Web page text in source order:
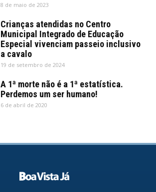
8 de maio de 2023
Crianças atendidas no Centro
Municipal Integrado de Educação
Especial vivenciam passeio inclusivo
a cavalo
19 de setembro de 2024
A 1ª morte não é a 1ª estatística.
Perdemos um ser humano!
6 de abril de 2020